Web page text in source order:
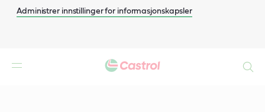
Administrer innstillinger for informasjonskapsler